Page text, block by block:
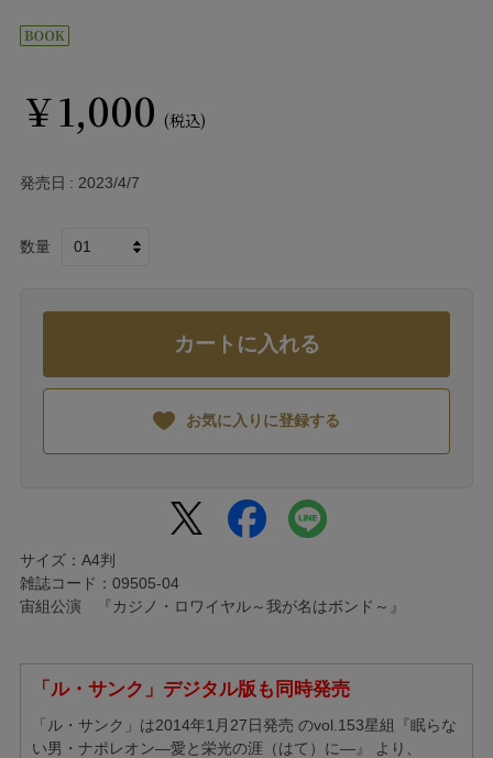
￥1,000 (税込)
発売日 2023/4/7
数量
カートに入れる
お気に入りに登録する
サイズ：A4判
雑誌コード：09505-04
宙組公演 『カジノ・ロワイヤル～我が名はボンド～』
「ル・サンク」デジタル版も同時発売
「ル・サンク」は2014年1月27日発売 のvol.153星組『眠らな
い男・ナポレオン―愛と栄光の涯（はて）に―』 より、